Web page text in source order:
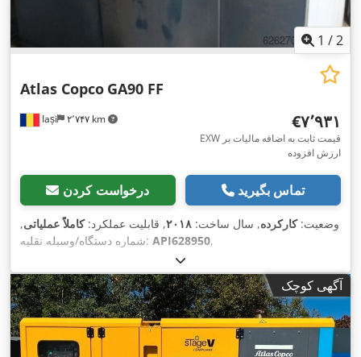
1 /2
Iași ۲٬۷۴۷ km
Atlas Copco GA90 FF
‎€۷٬۹۳۱
EXW قیمت ثابت به اضافه مالیات بر
ارزش افزوده
درخواست کردن تماس بگیرید
وضعیت:کارکرده, سال ساخت: ۲۰۱۸, قابلیت عملکرد:کاملاً عملیاتی,
شماره دستگاه/وسیله نقلیه: API628950,
آگهی کوچک